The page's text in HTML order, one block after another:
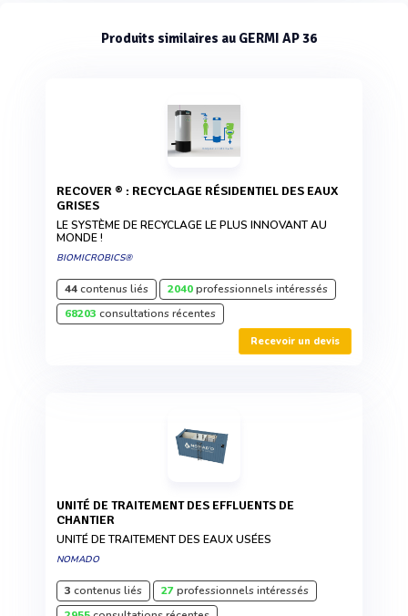
Produits similaires au GERMI AP 36
RECOVER ® : RECYCLAGE RÉSIDENTIEL DES EAUX
GRISES
LE SYSTÈME DE RECYCLAGE LE PLUS INNOVANT AU
MONDE !
BIOMICROBICS®
44contenus liés 2040professionnels intéressés
68203 consultations récentes
Recevoir un devis
UNITÉ DE TRAITEMENT DES EFFLUENTS DE
CHANTIER
UNITÉ DE TRAITEMENT DES EAUX USÉES
NOMADO
3 contenus liés 27professionnels intéressés